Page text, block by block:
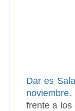
Dar es
noviembre.
frente a los